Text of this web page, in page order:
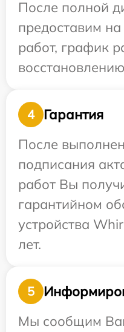
После полной
предоставим
работ, график
4
Гарантия
После
подписания
работ Вы
гарантийном
устройства
лет.
5
Мы сообщим